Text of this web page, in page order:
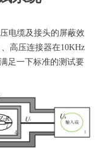
电缆及接头的屏蔽效
高压连接器在10KHz
足一下标准的测试要